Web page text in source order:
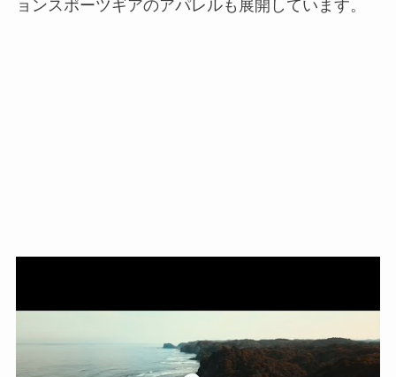
ョンスポーツギアのアパレルも展開しています。